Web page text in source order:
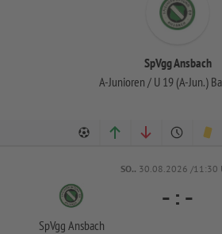
SpVgg Ansbach
A-Junioren / U 19 (A-Jun.)
SO.. 30.08.2026 /11:30
SpVgg Ansbach
- : -